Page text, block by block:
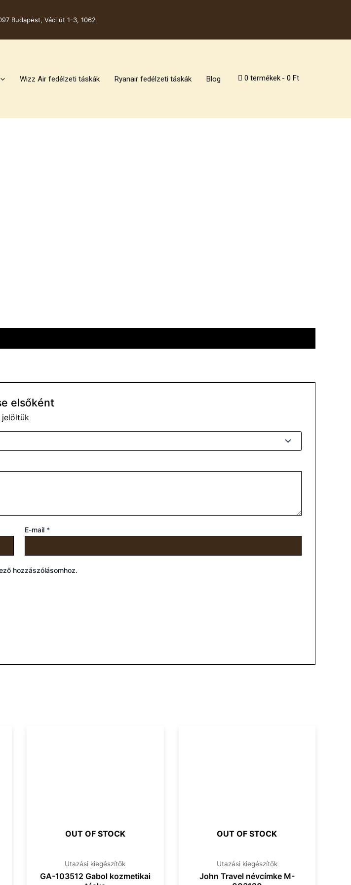
Budapest, Váci út 1-3, 1062
Wizz Air fedélzeti táskák Ryanair fedélzeti táskák Blog 0 termékek 0 Ft
elsőként
E-mail *
hozzászólásomhoz.
OUT OF STOCK
Utazási kiegészítők
GA-103512 Gabol kozmetikai
OUT OF STOCK
Utazási kiegészítők
John Travel névcímke M-